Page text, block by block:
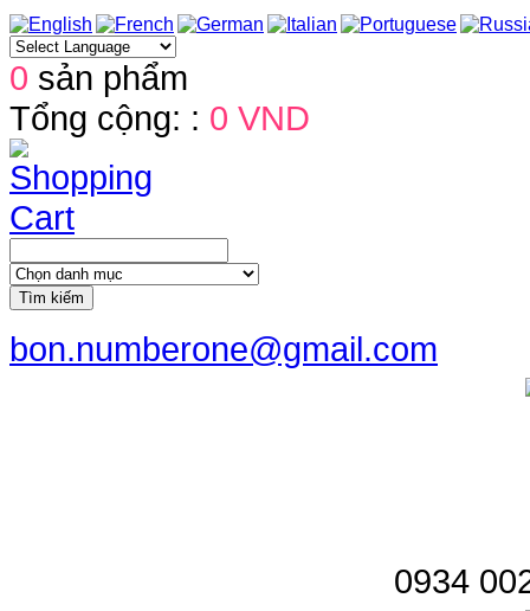
0 sản phẩm
Tổng cộng: : 0 VND
Tìm kiếm
bon.numberone@gmail.com
0934